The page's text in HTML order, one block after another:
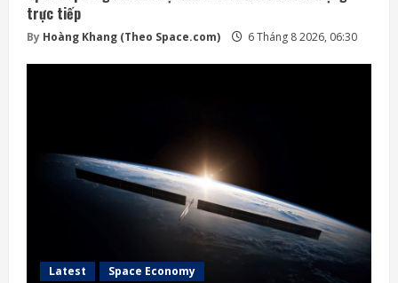
trực tiếp
By Hoàng Khang (Theo Space.com) 6 Tháng 8 2026, 06:30
Latest Space Economy